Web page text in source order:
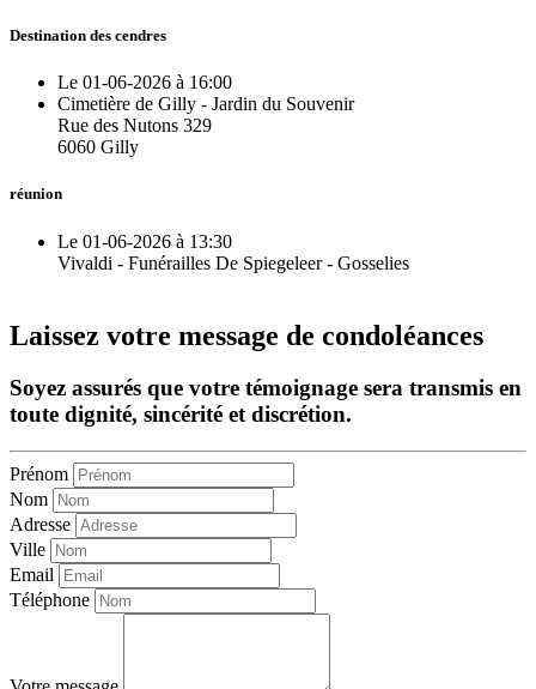
Destination des cendres
Le 01-06-2026 à 16:00
Cimetière de Gilly - Jardin du Souvenir
Rue des Nutons 329
6060 Gilly
réunion
Le 01-06-2026 à 13:30
Vivaldi - Funérailles De Spiegeleer - Gosselies
Laissez votre message de condoléances
Soyez assurés que votre témoignage sera transmis en
toute dignité, sincérité et discrétion.
Prénom
Nom
Adresse
Ville
Email
Téléphone